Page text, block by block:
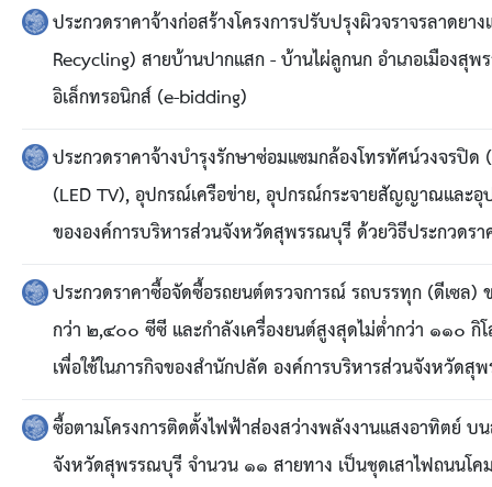
แบบฟอร์มบริหารงานบุคคล
รายงานตรวจสอบภายใน
รายงานเครื่องจักรกล อบจ.
ศูนย์อำนวยการการเลือกตั้ง สมาชิกสภาและนายก
งานแผนการบริหารจัดการความเสี่ยงของ อบจ.สุพร
ติดต่อ
ประกวดราคาจ้างก่อสร้างโครงการปรับปรุงผิวจราจรลาด
Recycling) สายบ้านปากแสก - บ้านไผ่ลูกนก อำเภอเมือง
อิเล็กทรอนิกส์ (e-bidding)
ประกวดราคาจ้างบำรุงรักษาซ่อมแซมกล้องโทรทัศน์วงจร
(LED TV), อุปกรณ์เครือข่าย, อุปกรณ์กระจายสัญญาณและ
ขององค์การบริหารส่วนจังหวัดสุพรรณบุรี ด้วยวิธีประกวดร
ประกวดราคาซื้อจัดซื้อรถยนต์ตรวจการณ์ รถบรรทุก (ดีเซ
กว่า ๒,๔๐๐ ซีซี และกำลังเครื่องยนต์สูงสุดไม่ต่ำกว่า ๑๑๐
เพื่อใช้ในภารกิจของสำนักปลัด องค์การบริหารส่วนจังหวัด
ซื้อตามโครงการติดตั้งไฟฟ้าส่องสว่างพลังงานแสงอาทิตย์
จังหวัดสุพรรณบุรี จำนวน ๑๑ สายทาง เป็นชุดเสาไฟถนน